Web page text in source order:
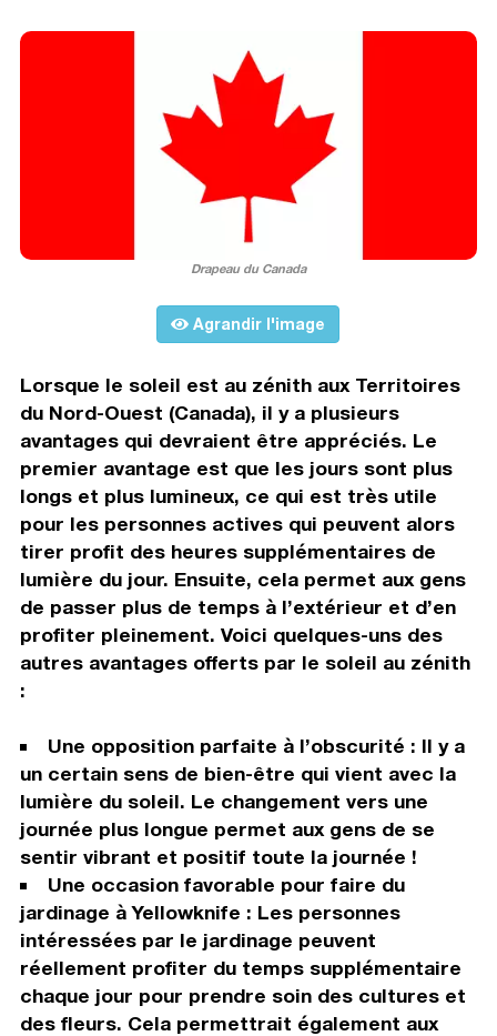
Drapeau du Canada
Agrandir l'image
Lorsque le soleil est au zénith aux Territoires
du Nord-Ouest (Canada), il y a plusieurs
avantages qui devraient être appréciés. Le
premier avantage est que les jours sont plus
longs et plus lumineux, ce qui est très utile
pour les personnes actives qui peuvent alors
tirer profit des heures supplémentaires de
lumière du jour. Ensuite, cela permet aux gens
de passer plus de temps à l’extérieur et d’en
profiter pleinement. Voici quelques-uns des
autres avantages offerts par le soleil au zénith
:
Une opposition parfaite à l’obscurité : Il y a
un certain sens de bien-être qui vient avec la
lumière du soleil. Le changement vers une
journée plus longue permet aux gens de se
sentir vibrant et positif toute la journée !
Une occasion favorable pour faire du
jardinage à Yellowknife : Les personnes
intéressées par le jardinage peuvent
réellement profiter du temps supplémentaire
chaque jour pour prendre soin des cultures et
des fleurs. Cela permettrait également aux